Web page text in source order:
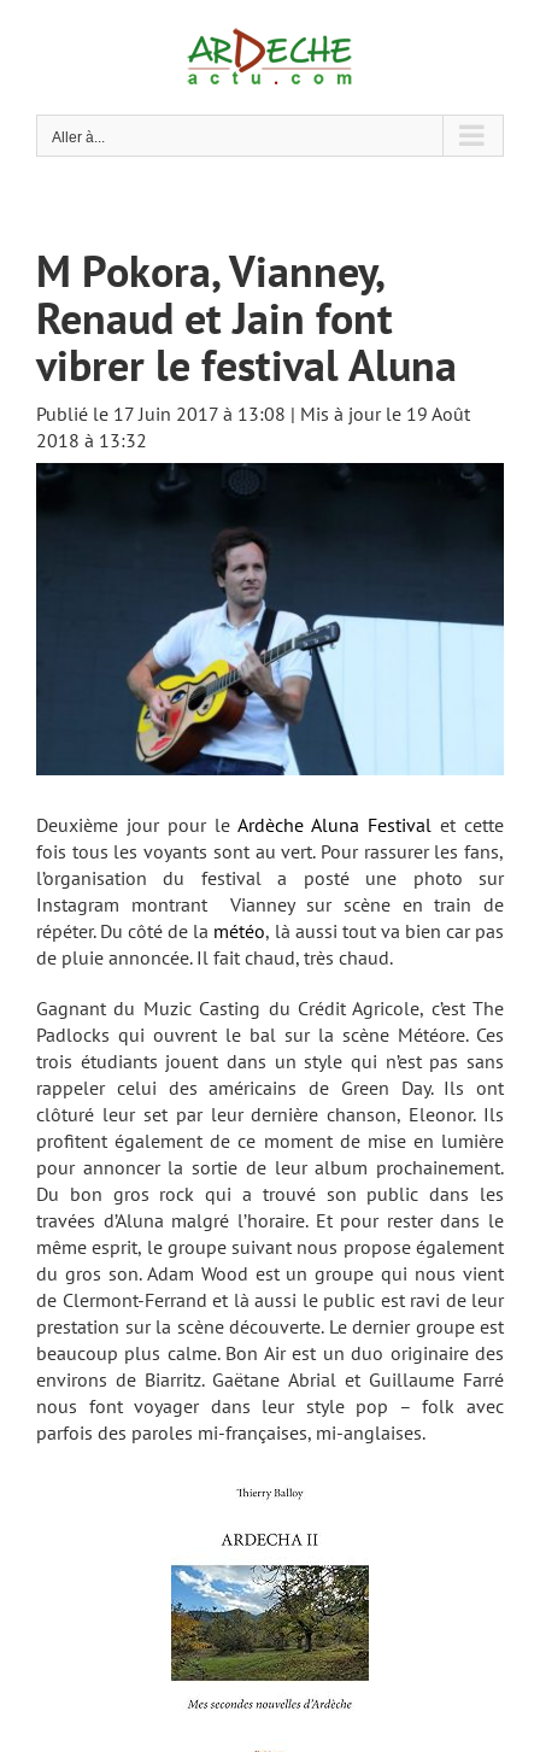
Aller à...
M Pokora, Vianney,
Renaud et Jain font
vibrer le festival Aluna
Publié le 17 Juin 2017 à 13:08 | Mis à jour le 19 Août
2018 à 13:32
Voir
Deuxième jour pour le Ardèche Aluna Festival et cette
fois tous les voyants sont au vert. Pour rassurer les fans,
l’organisation du festival a posté une photo sur
Instagram montrant Vianney sur scène en train de
répéter. Du côté de la météo, là aussi tout va bien car pas
de pluie annoncée. Il fait chaud, très chaud.
Gagnant du Muzic Casting du Crédit Agricole, c’est The
Padlocks qui ouvrent le bal sur la scène Météore. Ces
trois étudiants jouent dans un style qui n’est pas sans
rappeler celui des américains de Green Day. Ils ont
clôturé leur set par leur dernière chanson, Eleonor. Ils
profitent également de ce moment de mise en lumière
pour annoncer la sortie de leur album prochainement.
Du bon gros rock qui a trouvé son public dans les
travées d’Aluna malgré l’horaire. Et pour rester dans le
même esprit, le groupe suivant nous propose également
du gros son. Adam Wood est un groupe qui nous vient
de Clermont-Ferrand et là aussi le public est ravi de leur
prestation sur la scène découverte. Le dernier groupe est
beaucoup plus calme. Bon Air est un duo originaire des
environs de Biarritz. Gaëtane Abrial et Guillaume Farré
nous font voyager dans leur style pop – folk avec
parfois des paroles mi-françaises, mi-anglaises.